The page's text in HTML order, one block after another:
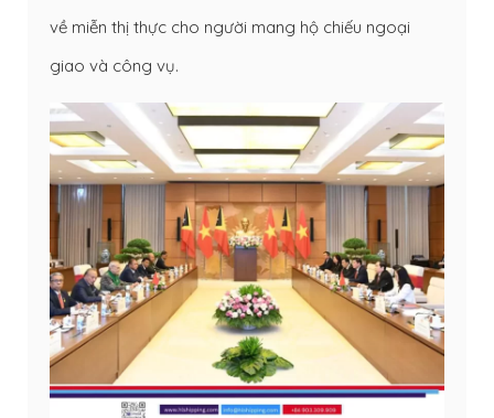
về miễn thị thực cho người mang hộ chiếu ngoại
giao và công vụ.